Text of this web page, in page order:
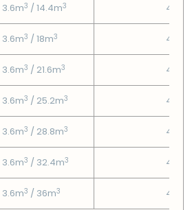
3.6m3 / 14.4m3 4.58€
3.6m3 / 18m3 4.58€
3.6m3 / 21.6m3 4.58€
3.6m3 / 25.2m3 4.58€
3.6m3 / 28.8m3 4.58€
3.6m3 / 32.4m3 4.58€
3.6m3 / 36m3 4.58€